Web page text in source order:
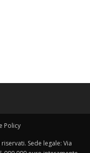
Policy
Sede legale: Via